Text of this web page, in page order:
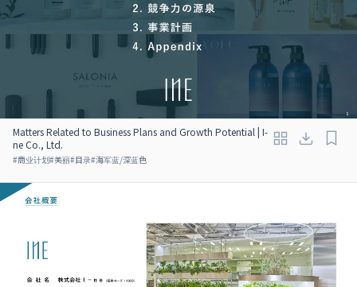
Matters Related to Business Plans and Growth Potential | I-
ne Co., Ltd.
#商业计划#美丽#目录#海军蓝/深蓝色